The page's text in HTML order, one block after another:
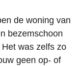
de woning van
bezemschoon
was zelfs zo
geen op- of